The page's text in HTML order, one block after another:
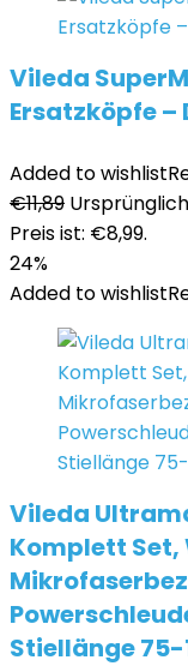
Vileda
Ersatzköpfe
Added to wishlist
€11,89
Preis ist: €8,99.
24%
Added to wishlist
Vileda
Komplett
Stiellänge 75-